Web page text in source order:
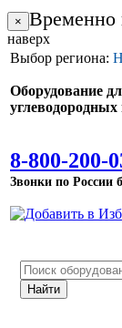
× Временно
наверх
Выбор региона:
Оборудование
углеводородных
8-800-200-
Звонки по России